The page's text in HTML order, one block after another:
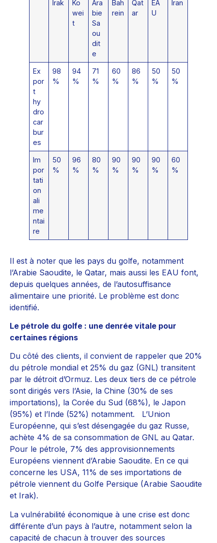
Irak
Ko
wei
t
Ara
bie
Sa
ou
dit
e
Bah
rein
Qat
ar
EA
U
Iran
Ex
por
t
hy
dro
car
bur
es
98
%
94
%
71
%
60
%
86
%
50
%
50
%
Im
por
tati
on
ali
me
ntai
re
50
%
96
%
80
%
90
%
90
%
90
%
60
%
Il est à noter que les pays du golfe, notamment
l’Arabie Saoudite, le Qatar, mais aussi les EAU font,
depuis quelques années, de l’autosuffisance
alimentaire une priorité. Le problème est donc
identifié.
Le pétrole du golfe : une denrée vitale pour
certaines régions
Du côté des clients, il convient de rappeler que 20%
du pétrole mondial et 25% du gaz (GNL) transitent
par le détroit d’Ormuz. Les deux tiers de ce pétrole
sont dirigés vers l’Asie, la Chine (30% de ses
importations), la Corée du Sud (68%), le Japon
(95%) et l’Inde (52%) notamment. L’Union
Européenne, qui s’est désengagée du gaz Russe,
achète 4% de sa consommation de GNL au Qatar.
Pour le pétrole, 7% des approvisionnements
Européens viennent d’Arabie Saoudite. En ce qui
concerne les USA, 11% de ses importations de
pétrole viennent du Golfe Persique (Arabie Saoudite
et Irak).
La vulnérabilité économique à une crise est donc
différente d’un pays à l’autre, notamment selon la
capacité de chacun à trouver des sources